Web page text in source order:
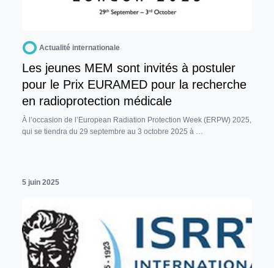
Actualité internationale
Les jeunes MEM sont invités à postuler
pour le Prix EURAMED pour la recherche
en radioprotection médicale
À l’occasion de l’European Radiation Protection Week (ERPW) 2025,
qui se tiendra du 29 septembre au 3 octobre 2025 à …
5 juin 2025